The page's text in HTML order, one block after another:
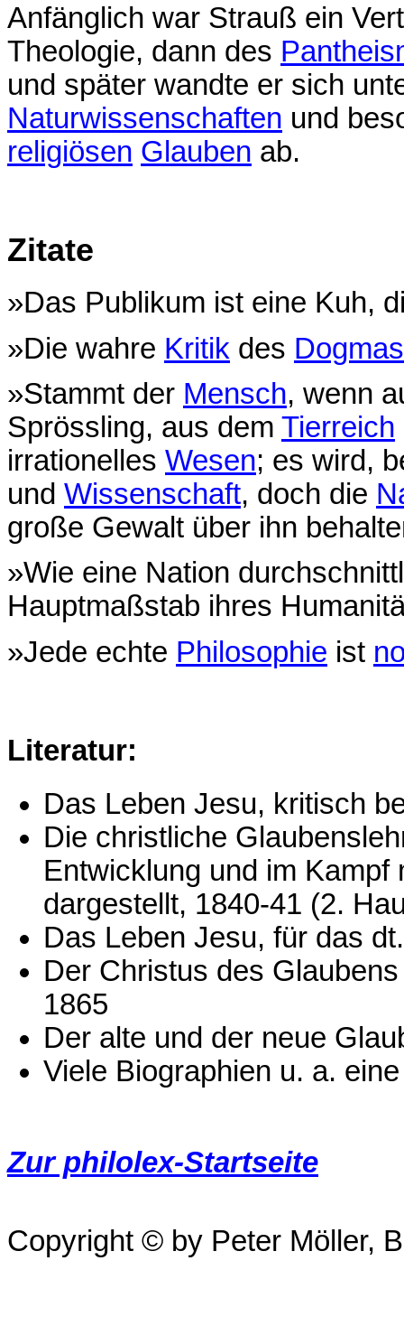
Anfänglich war Strauß ein
Theologie, dann des
und später wandte er sich
Naturwissenschaften und
religiösen Glauben ab.
Zitate
»Das Publikum ist eine Kuh,
»Die wahre Kritik des Dogmas
»Stammt der Mensch, wenn
Sprössling, aus dem Tierreich
irrationelles Wesen; es wird,
und Wissenschaft, doch die
große Gewalt über ihn
»Wie eine Nation
Hauptmaßstab ihres
»Jede echte Philosophie ist
Literatur:
Das Leben Jesu, kritisch
Die christliche
Entwicklung und im
dargestellt, 1840-41 (2.
Das Leben Jesu, für das
Der Christus des
1865
Der alte und der neue
Viele Biographien u. a.
Zur philolex-Startseite
Copyright © by Peter Möller,